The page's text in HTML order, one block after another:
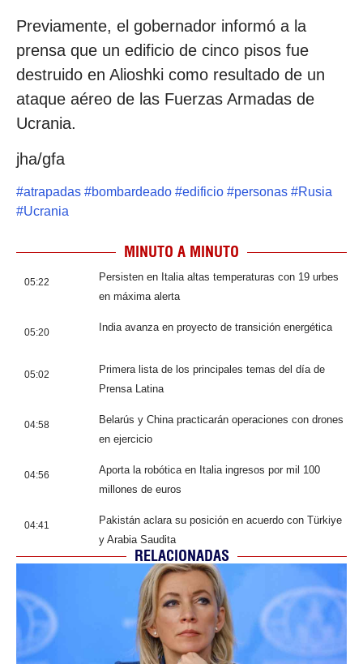
Previamente, el gobernador informó a la
prensa que un edificio de cinco pisos fue
destruido en Alioshki como resultado de un
ataque aéreo de las Fuerzas Armadas de
Ucrania.
jha/gfa
#atrapadas #bombardeado #edificio #personas #Rusia
#Ucrania
MINUTO A MINUTO
05:22
Persisten en Italia altas temperaturas con 19 urbes
en máxima alerta
05:20 India avanza en proyecto de transición energética
05:02
Primera lista de los principales temas del día de
Prensa Latina
04:58
Belarús y China practicarán operaciones con drones
en ejercicio
04:56
Aporta la robótica en Italia ingresos por mil 100
millones de euros
04:41
Pakistán aclara su posición en acuerdo con Türkiye
y Arabia Saudita
RELACIONADAS